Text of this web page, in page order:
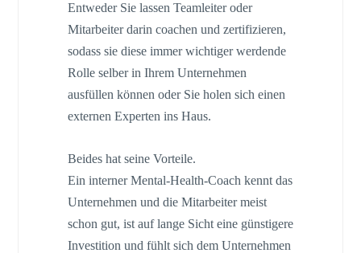
Entweder Sie lassen Teamleiter oder
Mitarbeiter darin coachen und zertifizieren,
sodass sie diese immer wichtiger werdende
Rolle selber in Ihrem Unternehmen
ausfüllen können oder Sie holen sich einen
externen Experten ins Haus.
Beides hat seine Vorteile.
Ein interner Mental-Health-Coach kennt das
Unternehmen und die Mitarbeiter meist
schon gut, ist auf lange Sicht eine günstigere
Investition und fühlt sich dem Unternehmen